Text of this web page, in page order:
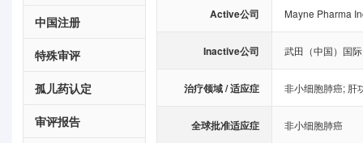
中国注册
特殊审评
孤儿药认定
审评报告
Active公司 Mayne Pharma
Inactive公司 武田（中国）国
治疗领域 / 适应症 非小细胞肺癌; 肝
全球批准适应症 非小细胞肺癌